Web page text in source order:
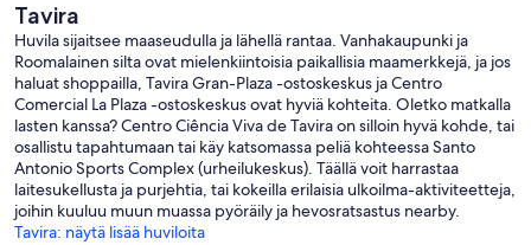
Tavira
Huvila sijaitsee maaseudulla ja lähellä rantaa. Vanhakaupunki ja
Roomalainen silta ovat mielenkiintoisia paikallisia maamerkkejä, ja jos
haluat shoppailla, Tavira Gran-Plaza -ostoskeskus ja Centro
Comercial La Plaza -ostoskeskus ovat hyviä kohteita. Oletko matkalla
lasten kanssa? Centro Ciência Viva de Tavira on silloin hyvä kohde, tai
osallistu tapahtumaan tai käy katsomassa peliä kohteessa Santo
Antonio Sports Complex (urheilukeskus). Täällä voit harrastaa
laitesukellusta ja purjehtia, tai kokeilla erilaisia ulkoilma-aktiviteetteja,
joihin kuuluu muun muassa pyöräily ja hevosratsastus nearby.
Tavira: näytä lisää huviloita